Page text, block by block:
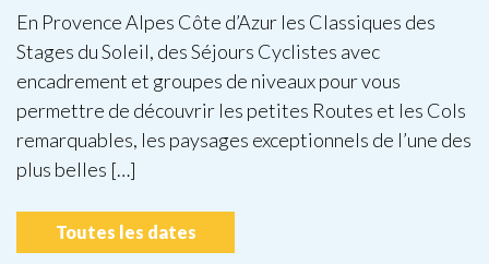
En Provence Alpes Côte d’Azur les Classiques des
Stages du Soleil, des Séjours Cyclistes avec
encadrement et groupes de niveaux pour vous
permettre de découvrir les petites Routes et les Cols
remarquables, les paysages exceptionnels de l’une des
plus belles […]
Toutes les dates